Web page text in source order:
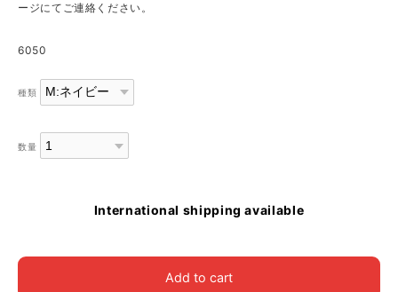
ージにてご連絡ください。
6050
種類
数量
International shipping available
Add to cart